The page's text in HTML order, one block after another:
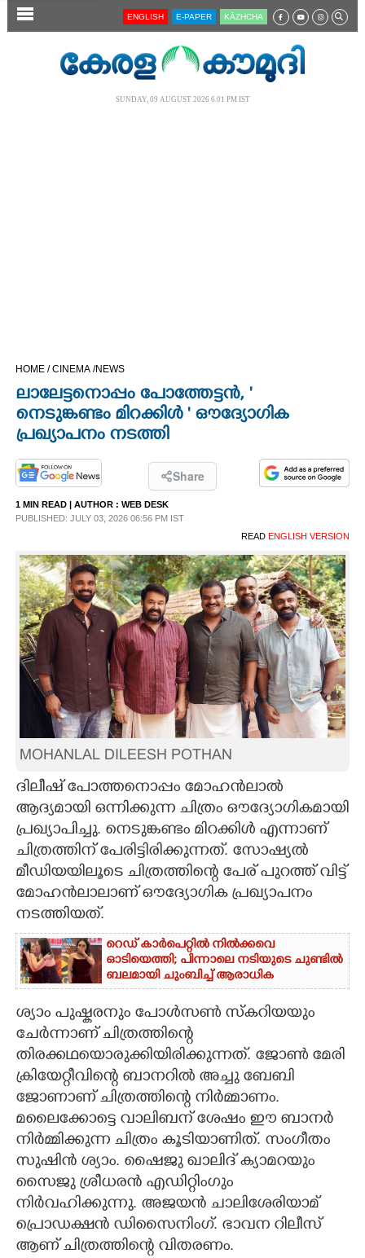
SECTIONS
OPINION
PHOTOS
LIFESTYLE
SPIRITUAL
INFO+
ART
ASTRO
CARTOONS
LITERATURE
ZOOM
CONTACT US
ENGLISH E-PAPER KĀZHCHA
SUNDAY, 09 AUGUST 2026 6.01 PM IST
HOME /CINEMA /NEWS
ലാലേട്ടനൊപ്പം പോത്തേട്ടൻ,​ '
നെടുങ്കണ്ടം മിറക്കിൾ ' ഔദ്യോഗിക
പ്രഖ്യാപനം നടത്തി
Share
1 MIN READ | AUTHOR : WEB DESK
PUBLISHED: JULY 03, 2026 06:56 PM IST
READ ENGLISH VERSION
MOHANLAL DILEESH POTHAN
ദിലീഷ് പോത്തനൊപ്പം മോഹൻലാൽ
ആദ്യമായി ഒന്നിക്കുന്ന ചിത്രം ഔദ്യോഗികമായി
പ്രഖ്യാപിച്ചു. നെടുങ്കണ്ടം മിറക്കിൾ എന്നാണ്
ചിത്രത്തിന് പേരിട്ടിരിക്കുന്നത്. സോഷ്യൽ
മീഡിയയിലൂടെ ചിത്രത്തിന്റെ പേര് പുറത്ത് വിട്ട്
മോഹൻലാലാണ് ഔദ്യോഗിക പ്രഖ്യാപനം
നടത്തിയത്.
റെഡ് കാർപെറ്റിൽ നിൽക്കവെ
ഓടിയെത്തി; പിന്നാലെ നടിയുടെ ചുണ്ടിൽ
ബലമായി ചുംബിച്ച് ആരാധിക
ശ്യാം പുഷ്കരനും പോൾസൺ സ്കറിയയും
ചേർന്നാണ് ചിത്രത്തിന്റെ
തിരക്കഥയൊരുക്കിയിരിക്കുന്നത്. ജോൺ മേരി
ക്രിയേറ്റീവിന്റെ ബാനറിൽ അച്ചു ബേബി
ജോണാണ് ചിത്രത്തിന്റെ നിർമ്മാണം.
മലൈക്കോട്ടെ വാലിബന് ശേഷം ഈ ബാനർ
നിർമ്മിക്കുന്ന ചിത്രം കൂടിയാണിത്. സംഗീതം
സുഷിൻ ശ്യാം. ഷൈജു ഖാലിദ് ക്യാമറയും
സൈജു ശ്രീധരൻ എഡിറ്റിംഗും
നിർവഹിക്കുന്നു. അജയൻ ചാലിശേരിയാമ്
പ്രൊഡക്ഷൻ ഡിസൈനിംഗ്. ഭാവന റിലീസ്
ആണ് ചിത്രത്തിന്റെ വിതരണം.